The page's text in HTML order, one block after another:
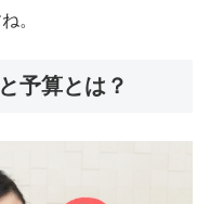
。
予算とは？